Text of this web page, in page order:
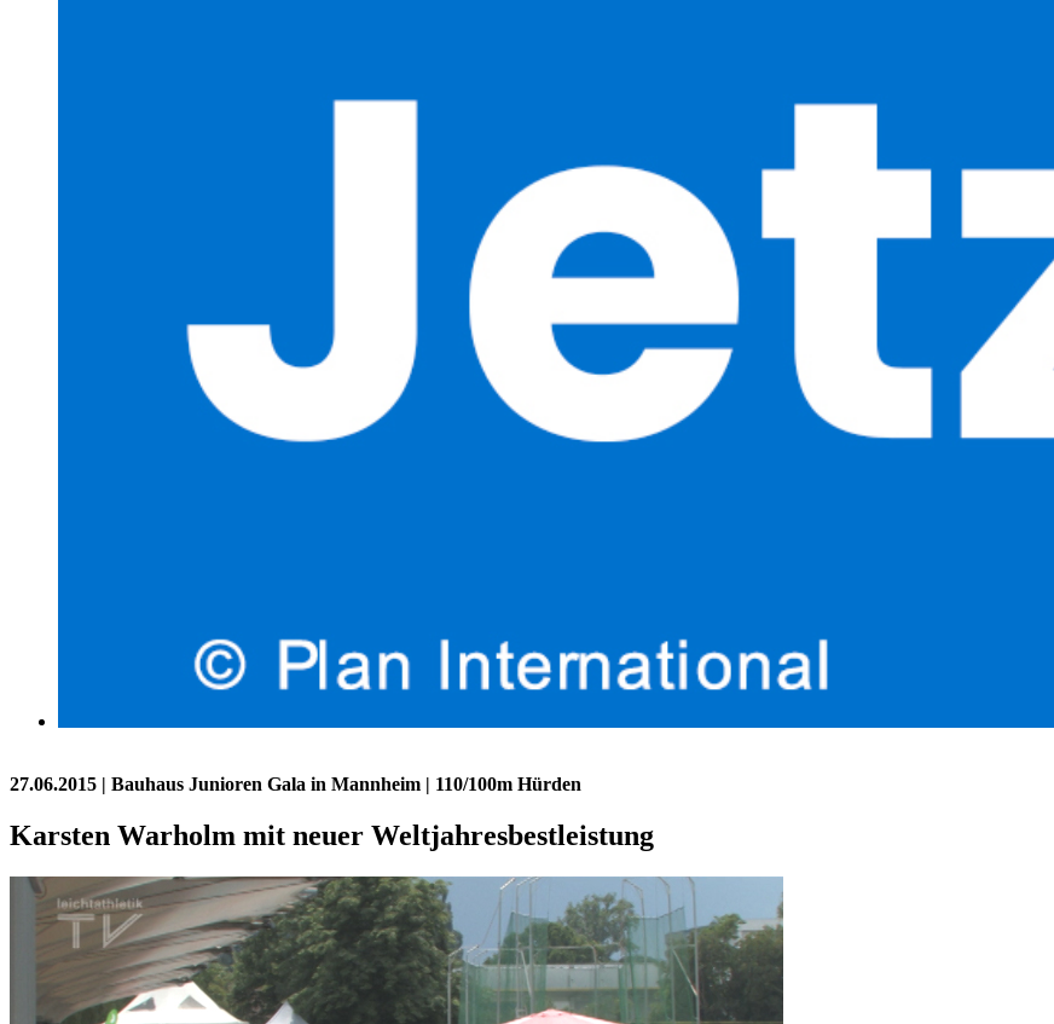
27.06.2015 | Bauhaus Junioren Gala in Mannheim | 110/100m Hürden
Karsten Warholm mit neuer Weltjahresbestleistung